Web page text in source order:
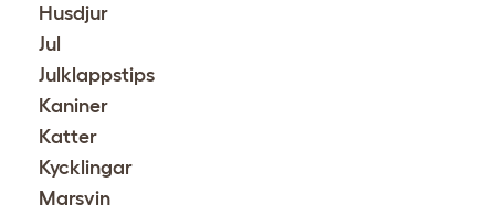
Husdjur
Jul
Julklappstips
Kaniner
Katter
Kycklingar
Marsvin